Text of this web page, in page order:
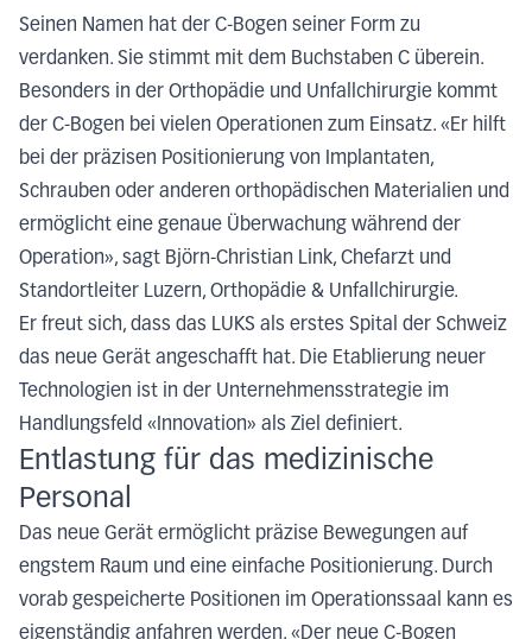
Seinen Namen hat der C-Bogen seiner Form zu
verdanken. Sie stimmt mit dem Buchstaben C überein.
Besonders in der Orthopädie und Unfallchirurgie kommt
der C-Bogen bei vielen Operationen zum Einsatz. «Er hilft
bei der präzisen Positionierung von Implantaten,
Schrauben oder anderen orthopädischen Materialien und
ermöglicht eine genaue Überwachung während der
Operation», sagt Björn-Christian Link, Chefarzt und
Standortleiter Luzern, Orthopädie & Unfallchirurgie.
Er freut sich, dass das LUKS als erstes Spital der Schweiz
das neue Gerät angeschafft hat. Die Etablierung neuer
Technologien ist in der Unternehmensstrategie im
Handlungsfeld «Innovation» als Ziel definiert.
Entlastung für das medizinische
Personal
Das neue Gerät ermöglicht präzise Bewegungen auf
engstem Raum und eine einfache Positionierung. Durch
vorab gespeicherte Positionen im Operationssaal kann es
eigenständig anfahren werden. «Der neue C-Bogen